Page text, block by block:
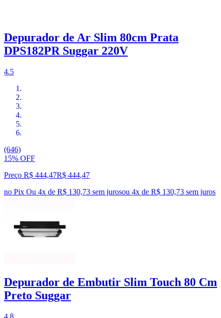
Depurador de Ar Slim 80cm Prata
DPS182PR Suggar 220V
4.5
(646)
15% OFF
Preço R$ 444,47R$ 444,47
no Pix Ou 4x de R$ 130,73 sem jurosou 4x de R$ 130,73 sem juros
Depurador de Embutir Slim Touch 80 Cm
Preto Suggar
4.8